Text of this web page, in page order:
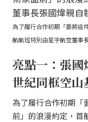
為了履行合作初期「要將這
航航班特別由星宇航空董事
亮點一：張
世紀同框空山
為了履行合作初期「
前」的浪漫約定，首